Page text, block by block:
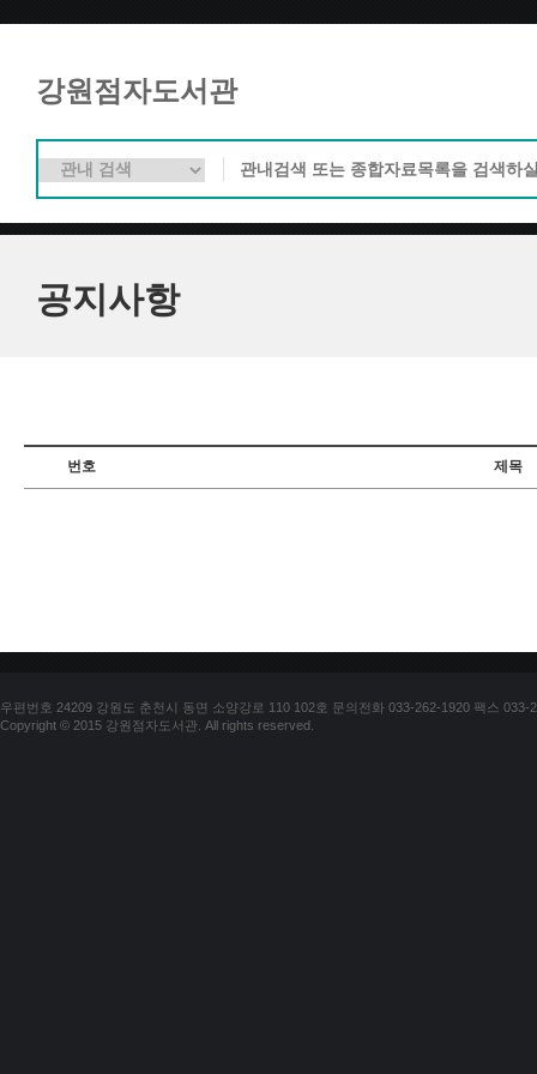
강원점자도서관
공지사항
번호 제목
우편번호 24209 강원도 춘천시 동면 소양강로 110 102호 문의전화 033-262-1920 팩스 033-
Copyright © 2015 강원점자도서관. All rights reserved.